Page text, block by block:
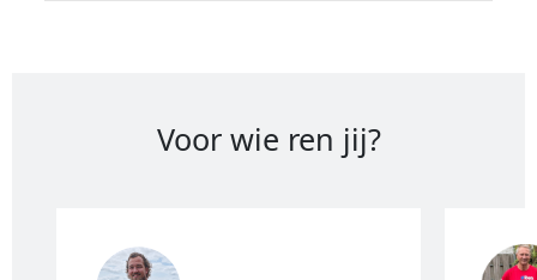
Voor wie ren jij?